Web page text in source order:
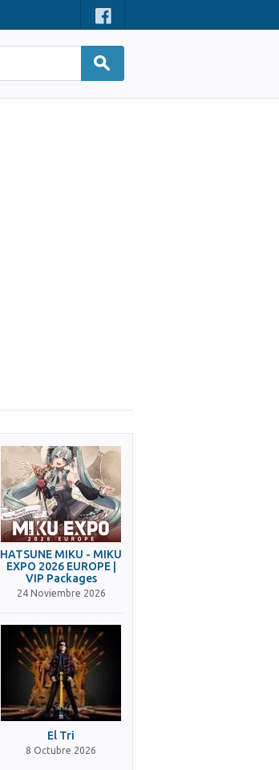
HATSUNE MIKU - MIKU
EXPO 2026 EUROPE |
VIP Packages
24 Noviembre 2026
El Tri
8 Octubre 2026